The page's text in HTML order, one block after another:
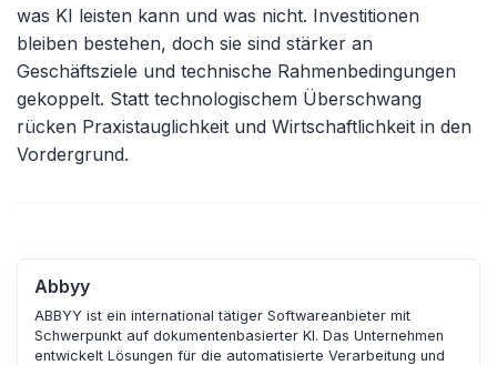
was KI leisten kann und was nicht. Investitionen
bleiben bestehen, doch sie sind stärker an
Geschäftsziele und technische Rahmenbedingungen
gekoppelt. Statt technologischem Überschwang
rücken Praxistauglichkeit und Wirtschaftlichkeit in den
Vordergrund.
Abbyy
ABBYY ist ein international tätiger Softwareanbieter mit
Schwerpunkt auf dokumentenbasierter KI. Das Unternehmen
entwickelt Lösungen für die automatisierte Verarbeitung und